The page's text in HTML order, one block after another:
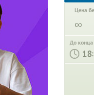
Цена
∞
До конца
: